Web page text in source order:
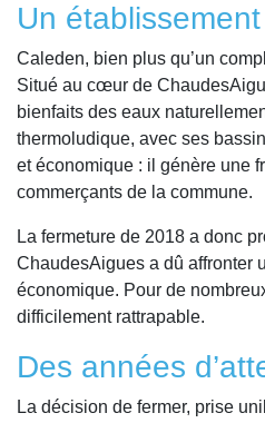
Un
Caleden, bien plus qu’un
Situé au cœur de
bienfaits des eaux
thermoludique, avec ses
et économique : il génère une
commerçants de la commune.
La fermeture de 2018 a donc
ChaudesAigues a dû affronter
économique. Pour de
difficilement rattrapable.
Des années
La décision de fermer, prise